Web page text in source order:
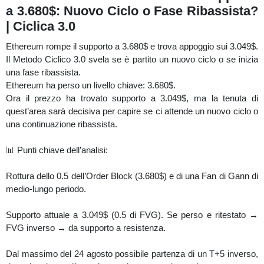
a 3.680$: Nuovo Ciclo o Fase Ribassista?
| Ciclica 3.0
Ethereum rompe il supporto a 3.680$ e trova appoggio sui 3.049$.
Il Metodo Ciclico 3.0 svela se è partito un nuovo ciclo o se inizia
una fase ribassista.
Ethereum ha perso un livello chiave: 3.680$.
Ora il prezzo ha trovato supporto a 3.049$, ma la tenuta di
quest’area sarà decisiva per capire se ci attende un nuovo ciclo o
una continuazione ribassista.
📊 Punti chiave dell’analisi:
Rottura dello 0.5 dell’Order Block (3.680$) e di una Fan di Gann di
medio-lungo periodo.
Supporto attuale a 3.049$ (0.5 di FVG). Se perso e ritestato →
FVG inverso → da supporto a resistenza.
Dal massimo del 24 agosto possibile partenza di un T+5 inverso,